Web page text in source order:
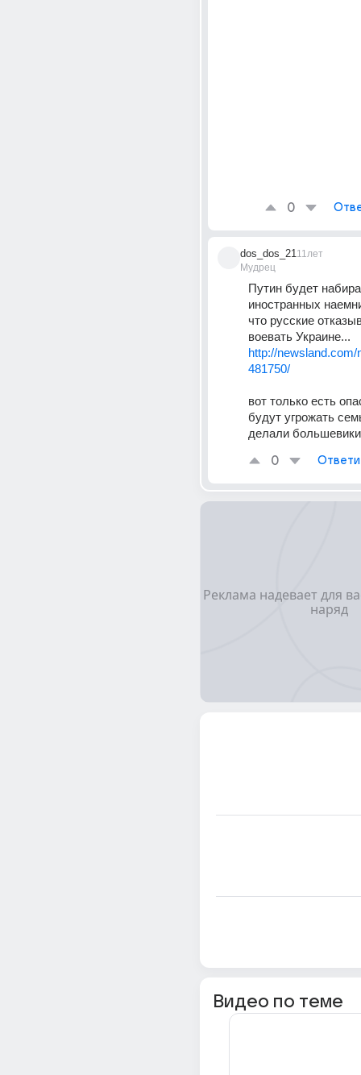
0
dos_dos_21
Мудрец
11лет
Путин будет
иностранных
что русские
воевать Украине...
http://newsland.com/
481750/
вот только есть
будут угрожать
делали
0
Видео по теме